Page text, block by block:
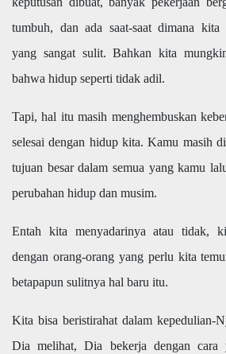
tumbuh, dan ada saat-saat dimana kita
yang sangat sulit. Bahkan kita
bahwa hidup seperti tidak adil.
Tapi, hal itu masih menghembuskan
selesai dengan hidup kita. Kamu masih
tujuan besar dalam semua yang kamu
perubahan hidup dan musim.
Entah kita menyadarinya atau tidak,
dengan orang-orang yang perlu kita
betapapun sulitnya hal baru itu.
Kita bisa beristirahat dalam kepedulian-
Dia melihat, Dia bekerja dengan cara